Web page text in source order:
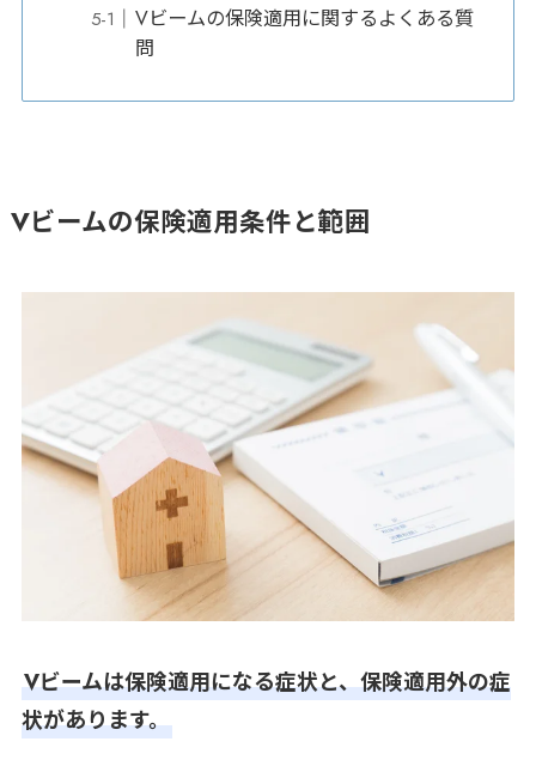
Vビームの保険適用に関するよくある質
問
Vビームの保険適用条件と範囲
Vビームは保険適用になる症状と、保険適用外の症
状があります。